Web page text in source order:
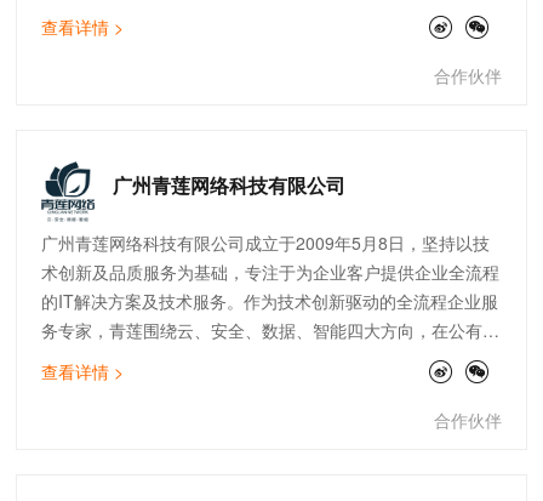
（SDWAN）为核心，致力于为客户提供高品质的云服务，助
力企业数字化转型。公司现拥有完善的技术团队，覆盖售前、
实施交付、开发、售后运维等。截止目前，中宇联已为快消零
查看详情 >
合作伙伴
广州青莲网络科技有限公司
广州青莲网络科技有限公司成立于2009年5月8日，坚持以技
术创新及品质服务为基础，专注于为企业客户提供企业全流程
的IT解决方案及技术服务。作为技术创新驱动的全流程企业服
务专家，青莲围绕云、安全、数据、智能四大方向，在公有
云、云安全、数据服务、IoT边缘计算、SAP上云咨询、自动
化运维等领域均有建树，已经成为全国上百家大型上市企业的
查看详情 >
合作伙伴